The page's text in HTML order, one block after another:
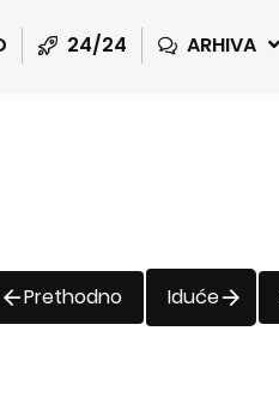
24/24 ARHIVA
Prethodno Iduće